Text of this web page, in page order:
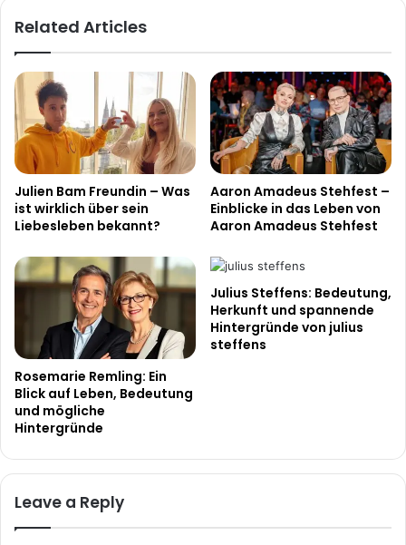
Related Articles
Julien Bam Freundin – Was
ist wirklich über sein
Liebesleben bekannt?
Aaron Amadeus Stehfest –
Einblicke in das Leben von
Aaron Amadeus Stehfest
Rosemarie Remling: Ein
Blick auf Leben, Bedeutung
und mögliche
Hintergründe
Julius Steffens: Bedeutung,
Herkunft und spannende
Hintergründe von julius
steffens
Leave a Reply